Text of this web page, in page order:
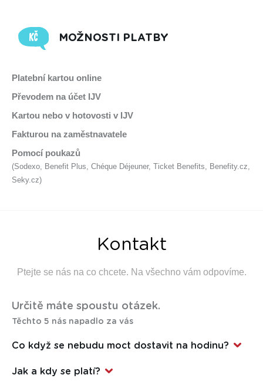
MOŽNOSTI PLATBY
Platební kartou online
Převodem na účet IJV
Kartou nebo v hotovosti v IJV
Fakturou na zaměstnavatele
Pomocí poukazů
(Sodexo, Benefit Plus, Chéque Déjeuner, Ticket Benefits, Benefity.cz,
Seky.cz)
Kontakt
Ptejte se nás na co chcete. Na všechno vám odpovíme.
Určitě máte spoustu otázek.
Těchto 5 nás napadlo za vás
Co když se nebudu moct dostavit na hodinu?
si zrušíte svoji účast v kurzu. Nemusíte nikomu nic
Jak a kdy se platí?